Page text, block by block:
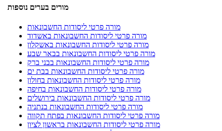
מורים בערים נוספות
מורה פרטי ליסודות החשבונאות
מורה פרטי ליסודות החשבונאות באשדוד
מורה פרטי ליסודות החשבונאות באשקלון
מורה פרטי ליסודות החשבונאות בבאר שבע
מורה פרטי ליסודות החשבונאות בבני ברק
מורה פרטי ליסודות החשבונאות בבת ים
מורה פרטי ליסודות החשבונאות בחולון
מורה פרטי ליסודות החשבונאות בחיפה
מורה פרטי ליסודות החשבונאות בירושלים
מורה פרטי ליסודות החשבונאות בנתניה
מורה פרטי ליסודות החשבונאות בפתח תקווה
מורה פרטי ליסודות החשבונאות בראשון לציון